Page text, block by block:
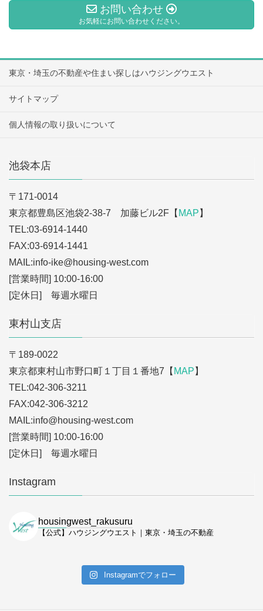
お問い合わせ
お気軽にお問い合わせください。
東京・埼玉の不動産や住まい探しはハウジングウエスト
サイトマップ
個人情報の取り扱いについて
池袋本店
〒171-0014
東京都豊島区池袋2-38-7 加藤ビル2F【 MAP 】
TEL:03-6914-1440
FAX:03-6914-1441
MAIL:info-ike@housing-west.com
[営業時間] 10:00-16:00
[定休日] 毎週水曜日
東村山支店
〒189-0022
東京都東村山市野口町１丁目１番地7【 MAP 】
TEL:042-306-3211
FAX:042-306-3212
MAIL:info@housing-west.com
[営業時間] 10:00-16:00
[定休日] 毎週水曜日
Instagram
housingwest_rakusuru
【公式】ハウジングウエスト｜東京・埼玉の不動産
Instagramでフォロー